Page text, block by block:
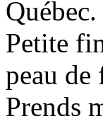
Petite
peau de
Prends